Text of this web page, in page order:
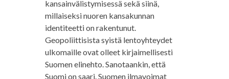
kansainvälistymisessä sekä siinä,
millaiseksi nuoren kansakunnan
identiteetti on rakentunut.
Geopoliittisista syistä lentoyhteydet
ulkomaille ovat olleet kirjaimellisesti
Suomen elinehto. Sanotaankin, että
Suomi on saari. Suomen ilmavoimat